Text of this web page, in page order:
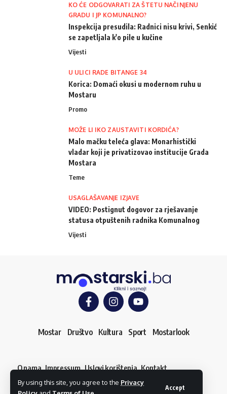
By using this site, you agree to the Privacy
Accept
KO ĆE ODGOVARATI ZA ŠTETU NAČINJENU
GRADU I JP KOMUNALNO?
Inspekcija presudila: Radnici nisu krivi, Senkić
se zapetljala k'o pile u kučine
Vijesti
U ULICI RADE BITANGE 34
Korica: Domaći okusi u modernom ruhu u
Mostaru
Promo
MOŽE LI IKO ZAUSTAVITI KORDIĆA?
Malo mačku teleća glava: Monarhistički
vladar koji je privatizovao institucije Grada
Mostara
Teme
USAGLAŠAVANJE IZJAVE
VIDEO: Postignut dogovor za rješavanje
statusa otpuštenih radnika Komunalnog
Vijesti
Mostar Društvo Kultura Sport Mostarlook
O nama Impressum Uslovi korištenja Kontakt
Dojavi vijest
© mostarski.ba. Sva prava pridržana